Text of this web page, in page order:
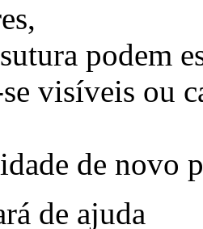
podem
visíveis ou
de novo
de ajuda